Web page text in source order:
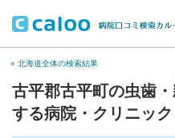
« 北海道全体の検索結果
古平郡古平町の虫歯
する病院・クリニック